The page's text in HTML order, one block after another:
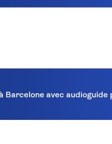
avec audioguide